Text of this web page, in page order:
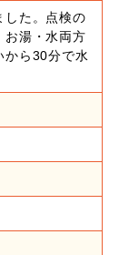
した。点検の
お湯・水両方
から30分で水